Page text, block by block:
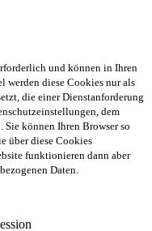
und können in Ihren
werden diese Cookies nur als
die einer Dienstanforderung
dem
können Ihren Browser so
über diese Cookies
funktionieren dann aber
Daten.